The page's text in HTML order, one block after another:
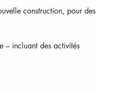
construction, pour des
– incluant des activités